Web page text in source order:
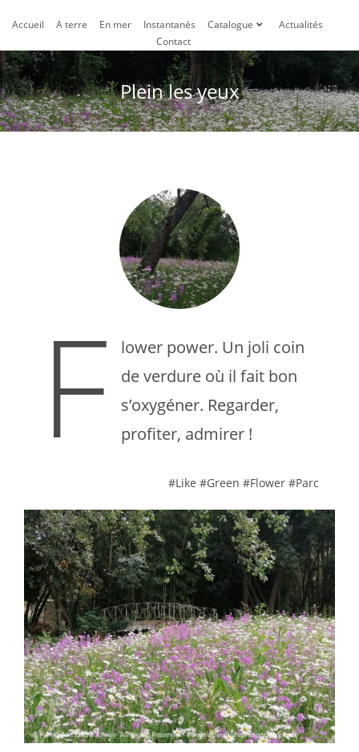
Accueil A terre En mer Instantanés Catalogue
Actualités
Contact
Plein les yeux
F
lower power. Un joli coin
de verdure où il fait bon
s’oxygéner. Regarder,
profiter, admirer !
#Like #Green #Flower #Parc